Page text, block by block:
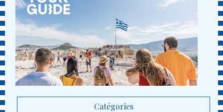
Catégories